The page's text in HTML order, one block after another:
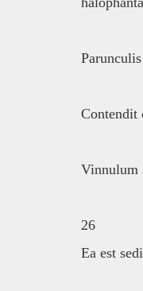
Contendit
Vinnulum
26
Ea est